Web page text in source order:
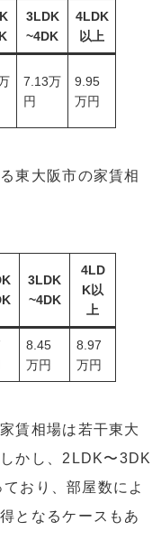
3LDK
~4DK
4LDK
以上
7.13万
円
9.95
万円
東大阪市の家賃相
3LDK
~4DK
4LD
K以
上
8.45
万円
8.97
万円
賃相場は若干東大
かし、2LDK〜3DK
おり、部屋数によ
となるケースもあ